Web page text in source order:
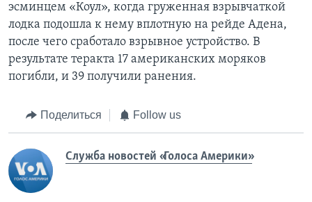
эсминцем «Коул», когда груженная взрывчаткой
лодка подошла к нему вплотную на рейде Адена,
после чего сработало взрывное устройство. В
результате теракта 17 американских моряков
погибли, и 39 получили ранения.
Поделиться Follow us
Служба новостей «Голоса Америки»